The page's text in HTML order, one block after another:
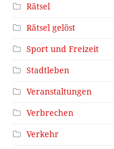
Rätsel
Rätsel gelöst
Sport und Freizeit
Stadtleben
Veranstaltungen
Verbrechen
Verkehr